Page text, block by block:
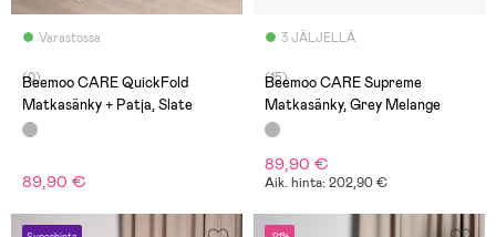
Varastossa
(0)
Beemoo CARE QuickFold
Matkasänky + Patja, Slate
89,90 €
3 JÄLJELLÄ
(15)
Beemoo CARE Supreme
Matkasänky, Grey Melange
89,90 €
Aik. hinta: 202,90 €